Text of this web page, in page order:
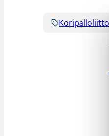
Koripalloliitto